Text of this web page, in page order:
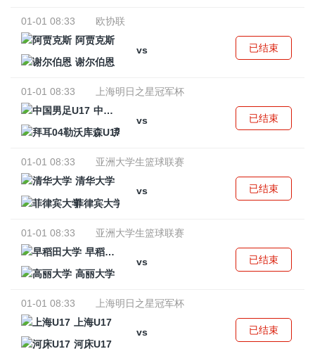
01-01 08:33
欧协联
阿贾克斯
vs
谢尔伯恩
已结束
01-01 08:33
上海明日之星冠军杯
中国男足U17
vs
拜耳04勒沃库森U17
已结束
01-01 08:33
亚洲大学生篮球联赛
清华大学
vs
菲律宾大学
已结束
01-01 08:33
亚洲大学生篮球联赛
早稻田大学
vs
高丽大学
已结束
01-01 08:33
上海明日之星冠军杯
上海U17
vs
河床U17
已结束